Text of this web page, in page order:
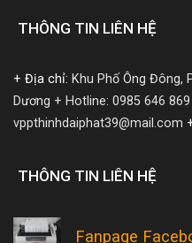
THÔNG TIN LIÊN HỆ
+ Địa chỉ: Khu Phố Ông Đông,
Dương + Hotline: 0985 646 869
vppthinhdaiphat39@mail.com
THÔNG TIN LIÊN HỆ
Fanpage